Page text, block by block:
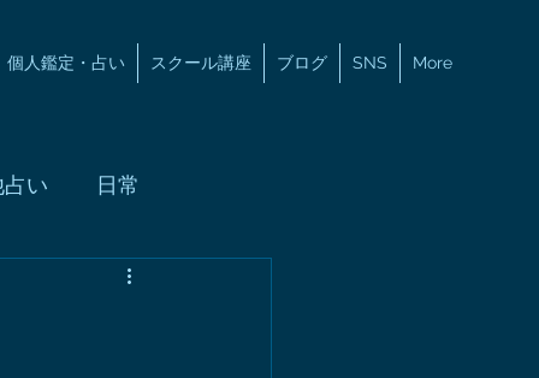
個人鑑定・占い スクール講座 ブログ SNS More
い 日常